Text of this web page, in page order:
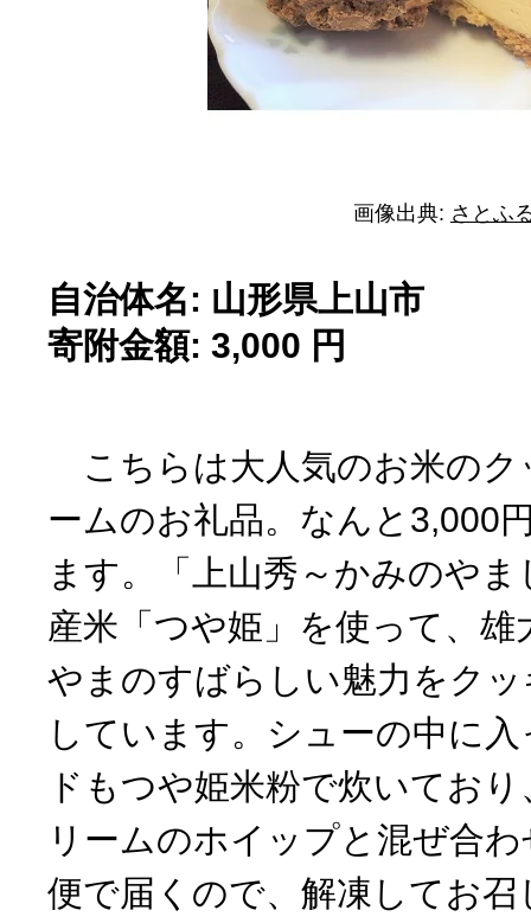
画像出典: さとふ
自治体名: 山形県上山市
寄附金額: 3,000 円
こちらは大人気のお米のク
ームのお礼品。なんと3,000
ます。「上山秀～かみのや
産米「つや姫」を使って、
やまのすばらしい魅力をク
しています。シューの中に
ドもつや姫米粉で炊いてお
リームのホイップと混ぜ合
便で届くので、解凍してお